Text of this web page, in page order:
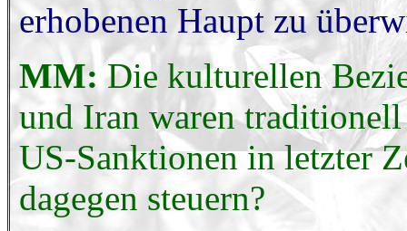
erhobenen Haupt zu
MM: Die kulturellen
und Iran waren
US-Sanktionen in letzter
dagegen steuern?